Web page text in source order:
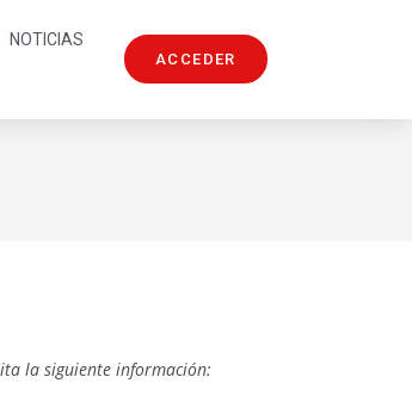
NOTICIAS
ACCEDER
la siguiente información: